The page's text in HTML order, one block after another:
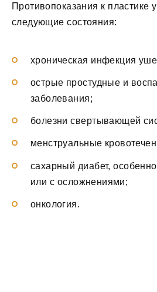
Противопоказания к пластике
следующие состояния:
хроническая инфекция
острые простудные и
заболевания;
болезни свертывающей
менструальные
сахарный диабет,
или с осложнениями;
онкология.